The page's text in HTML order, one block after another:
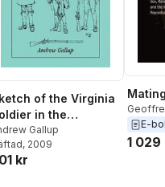
of the Virginia
in the
Gallup
, 2009
kr
Geher
E-
1 029